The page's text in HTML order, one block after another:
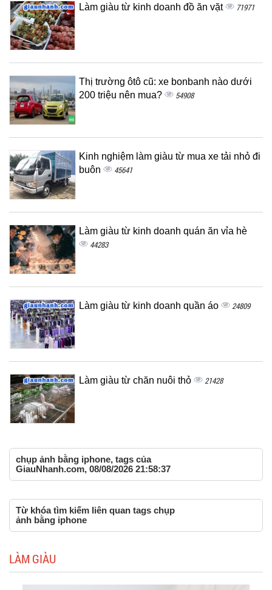
Làm giàu từ kinh doanh đồ ăn vặt 71971
Thị trường ôtô cũ: xe bonbanh nào dưới
200 triệu nên mua?
54908
Kinh nghiệm làm giàu từ mua xe tải nhỏ đi
buôn
45641
Làm giàu từ kinh doanh quán ăn vỉa hè
44283
Làm giàu từ kinh doanh quần áo 24809
Làm giàu từ chăn nuôi thỏ 21428
chụp ảnh bằng iphone, tags của
GiauNhanh.com, 08/08/2026 21:58:37
Từ khóa tìm kiếm liên quan tags chụp
ảnh bằng iphone
LÀM GIÀU